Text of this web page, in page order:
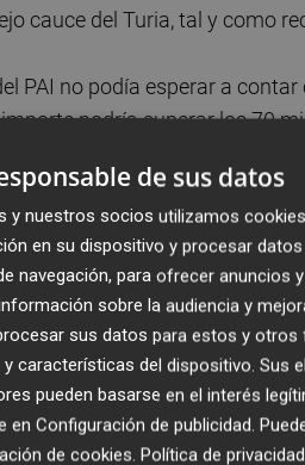
cauce del Turia, tal y como
PAI no podía esperar a
podría superar los 70
ha optado por la solución
artículo) sobre el que se
conectar la zona de
del Turia, el departamento
del río para ensanchar el
Al estar en una zona más
Ayuntamiento de València al
de sus datos
y nuestros socios utilizamos
en su dispositivo y procesar
navegación, para ofrecer anuncios
sobre la audiencia y
sus datos para estos y
características del dispositivo. Sus
pueden basarse en el interés
en Configuración de publicidad.
de cookies. Política de privacidad